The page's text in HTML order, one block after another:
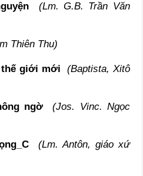
(Lm. G.B. Trần Văn
Thiên Thu)
giới mới
(Baptista, Xitô
ngờ
(Jos. Vinc. Ngọc
(Lm. Antôn, giáo xứ